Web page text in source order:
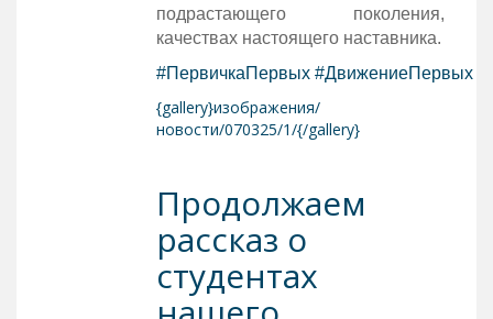
подрастающего поколения,
качествах настоящего наставника.
#ПервичкаПервых #ДвижениеПервых
{gallery}изображения/
новости/070325/1/{/gallery}
Продолжаем
рассказ о
студентах